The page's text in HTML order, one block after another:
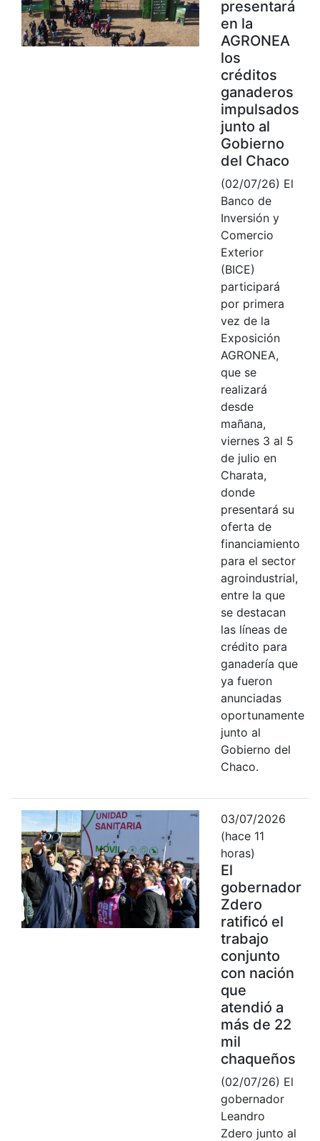
presentará
en la
AGRONEA
los
créditos
ganaderos
impulsados
junto al
Gobierno
del Chaco
(02/07/26) El
Banco de
Inversión y
Comercio
Exterior
(BICE)
participará
por primera
vez de la
Exposición
AGRONEA,
que se
realizará
desde
mañana,
viernes 3 al 5
de julio en
Charata,
donde
presentará su
oferta de
financiamiento
para el sector
agroindustrial,
entre la que
se destacan
las líneas de
crédito para
ganadería que
ya fueron
anunciadas
oportunamente
junto al
Gobierno del
Chaco.
03/07/2026
(hace 11
horas)
El
gobernador
Zdero
ratificó el
trabajo
conjunto
con nación
que
atendió a
más de 22
mil
chaqueños
(02/07/26) El
gobernador
Leandro
Zdero junto al